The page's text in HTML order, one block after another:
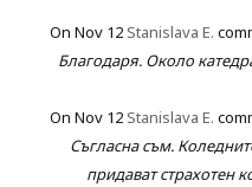
On Nov 12 Stanislava E.
Благодаря. Около
On Nov 12 Stanislava E.
Съгласна съм.
придават страхотен